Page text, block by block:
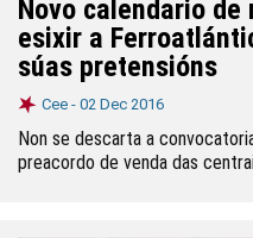
Novo calendario
esixir a
súas pretensións
Cee - 02 Dec 2016
Non se descarta a
preacordo de venda das